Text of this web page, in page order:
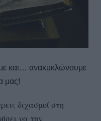
και… ανακυκλώνουμε
μας!
διχασμοί στη
να την